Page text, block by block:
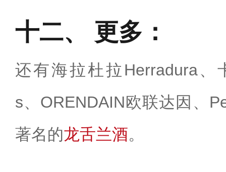
更多：
还有海拉杜拉Herradura、
s、ORENDAIN欧联达因、
著名的龙舌兰酒。